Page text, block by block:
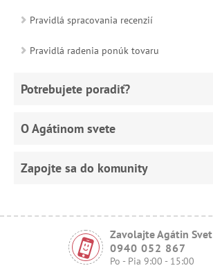
Pravidlá spracovania recenzií
Pravidlá radenia ponúk tovaru
Potrebujete poradiť?
O Agátinom svete
Zapojte sa do komunity
Zavolajte Agátin Svet
0940 052 867
Po - Pia 9:00 - 15:00